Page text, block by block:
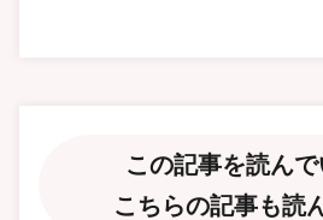
この記事を読ん
こちらの記事も読